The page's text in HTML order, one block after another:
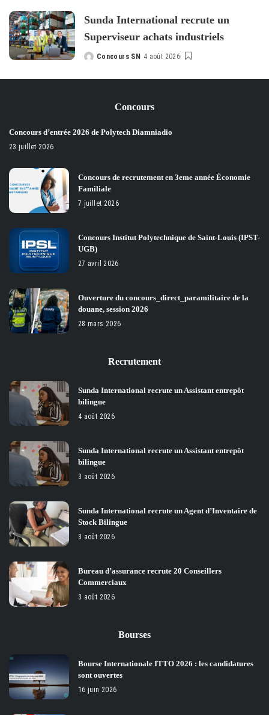
Sunda International recrute un
Superviseur achats industriels
Posted
Concours SN 4 août 2026
Concours
Concours d’entrée 2026 de Polytech Diamniadio
23 juillet 2026
Concours de recrutement en 3eme année Économie
Familiale
7 juillet 2026
Concours Institut Polytechnique de Saint-Louis (IPST-
UGB)
27 avril 2026
Ouverture du concours_direct_paramilitaire de la
douane, session 2026
28 mars 2026
Recrutement
Sunda International recrute un Assistant entrepôt
bilingue
4 août 2026
Sunda International recrute un Assistant entrepôt
bilingue
3 août 2026
Sunda International recrute un Agent d’Inventaire de
Stock Bilingue
3 août 2026
Bureau d’assurance recrute 20 Conseillers
Commerciaux
3 août 2026
Bourses
Bourse Internationale ITTO 2026 : les candidatures
sont ouvertes
16 juin 2026